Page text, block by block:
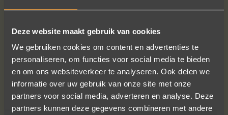
Deze website maakt gebruik van cookies
We gebruiken cookies om content en advertenties te
personaliseren, om functies voor social media te bieden
en om ons websiteverkeer te analyseren. Ook delen we
informatie over uw gebruik van onze site met onze
partners voor social media, adverteren en analyse. Deze
partners kunnen deze gegevens combineren met andere
Wat een prachtige sieraden! Na mn